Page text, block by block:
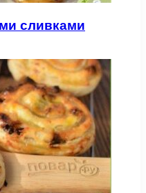
сливками